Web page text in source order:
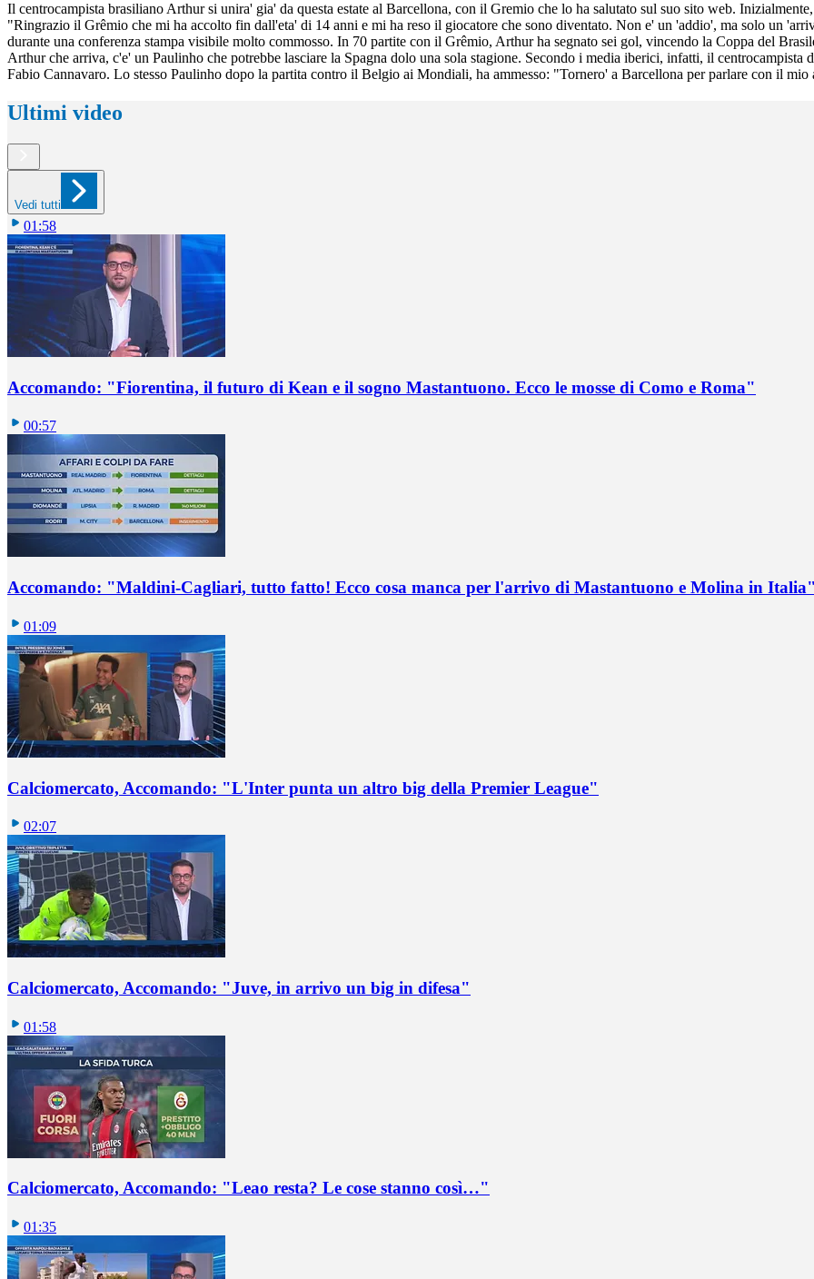
Il centrocampista brasiliano Arthur si unira' gia' da questa estate al Barcellona, con il Gremio che lo ha salutato sul suo sito web.
"Ringrazio il Grêmio che mi ha accolto fin dall'eta' di 14 anni e mi ha reso il giocatore che sono diventato. Non e' un 'addio', ma solo un
durante una conferenza stampa visibile molto commosso. In 70 partite con il Grêmio, Arthur ha segnato sei gol, vincendo la Coppa del
Arthur che arriva, c'e' un Paulinho che potrebbe lasciare la Spagna dolo una sola stagione. Secondo i media iberici, infatti, il
Fabio Cannavaro. Lo stesso Paulinho dopo la partita contro il Belgio ai Mondiali, ha ammesso: "Tornero' a Barcellona per parlare con il
Ultimi video
Vedi tutti
01:58
Accomando: "Fiorentina, il futuro di Kean e il sogno Mastantuono. Ecco le mosse di Como e Roma"
00:57
Accomando: "Maldini-Cagliari, tutto fatto! Ecco cosa manca per l'arrivo di Mastantuono e Molina in
01:09
Calciomercato, Accomando: "L'Inter punta un altro big della Premier League"
02:07
Calciomercato, Accomando: "Juve, in arrivo un big in difesa"
01:58
Calciomercato, Accomando: "Leao resta? Le cose stanno così…"
01:35